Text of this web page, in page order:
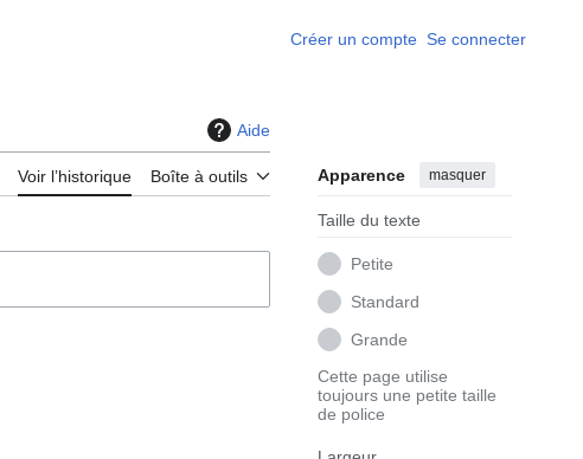
Créer un compte Se connecter
Aide
Voir l’historique Boîte à outils Apparence masquer
Taille du texte
Petite
Standard
Grande
Cette page utilise
toujours une petite taille
de police